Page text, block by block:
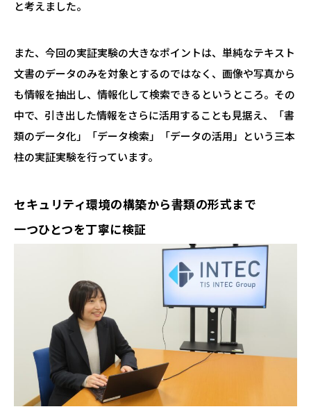
と考えました。
また、今回の実証実験の大きなポイントは、単純なテキスト
文書のデータのみを対象とするのではなく、画像や写真から
も情報を抽出し、情報化して検索できるというところ。その
中で、引き出した情報をさらに活用することも見据え、「書
類のデータ化」「データ検索」「データの活用」という三本
柱の実証実験を行っています。
セキュリティ環境の構築から書類の形式まで
一つひとつを丁寧に検証